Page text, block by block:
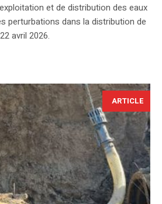
et de distribution des eaux
perturbations dans la distribution de
avril 2026.
ARTICLE